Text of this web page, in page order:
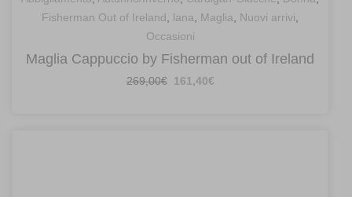
Fisherman Out of Ireland, lana, Maglia, Nuovi arrivi,
Occasioni
Maglia Cappuccio by Fisherman out of Ireland
269,00€ Il161,40€